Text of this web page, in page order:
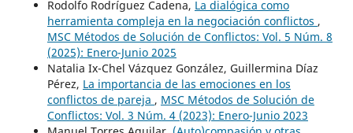
Rodolfo Rodríguez Cadena, La dialógica como
herramienta compleja en la negociación conflictos ,
MSC Métodos de Solución de Conflictos: Vol. 5 Núm. 8
(2025): Enero-Junio 2025
Natalia Ix-Chel Vázquez González, Guillermina Díaz
Pérez, La importancia de las emociones en los
conflictos de pareja , MSC Métodos de Solución de
Conflictos: Vol. 3 Núm. 4 (2023): Enero-Junio 2023